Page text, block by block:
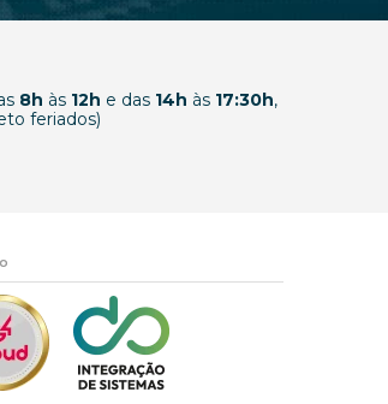
8h às 12h e das 14h às 17:30h,
feriados)